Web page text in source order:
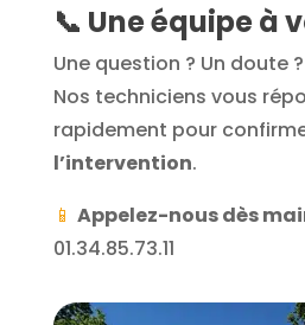
📞 Une équipe à
Une question ? Un doute ?
Nos techniciens vous
rapidement pour
l’intervention.
📱 Appelez-nous dès
01.34.85.73.11